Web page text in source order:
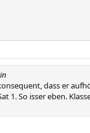
dass er
1. So isser eben.